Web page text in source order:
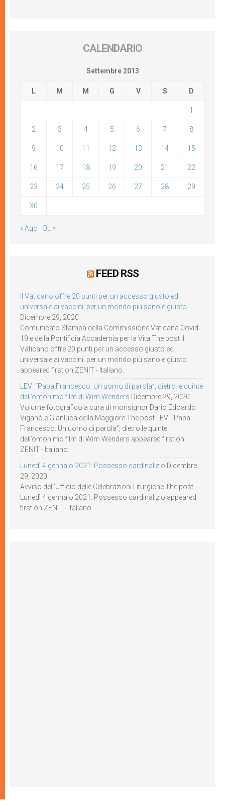
CALENDARIO
Settembre 2013
L M M G V S D
1
2 3 4 5 6 7 8
9 10 11 12 13 14 15
16 17 18 19 20 21 22
23 24 25 26 27 28 29
30
« Ago Ott »
FEED RSS
Il Vaticano offre 20 punti per un accesso giusto ed
universale ai vaccini, per un mondo più sano e giusto
Dicembre 29, 2020
Comunicato Stampa della Commissione Vaticana Covid-
19 e della Pontificia Accademia per la Vita The post Il
Vaticano offre 20 punti per un accesso giusto ed
universale ai vaccini, per un mondo più sano e giusto
appeared first on ZENIT - Italiano.
LEV: “Papa Francesco. Un uomo di parola”, dietro le quinte
dell’omonimo film di Wim Wenders Dicembre 29, 2020
Volume fotografico a cura di monsignor Dario Edoardo
Viganò e Gianluca della Maggiore The post LEV: “Papa
Francesco. Un uomo di parola”, dietro le quinte
dell’omonimo film di Wim Wenders appeared first on
ZENIT - Italiano.
Lunedì 4 gennaio 2021: Possesso cardinalizio Dicembre
29, 2020
Avviso dell’Ufficio delle Celebrazioni Liturgiche The post
Lunedì 4 gennaio 2021: Possesso cardinalizio appeared
first on ZENIT - Italiano.